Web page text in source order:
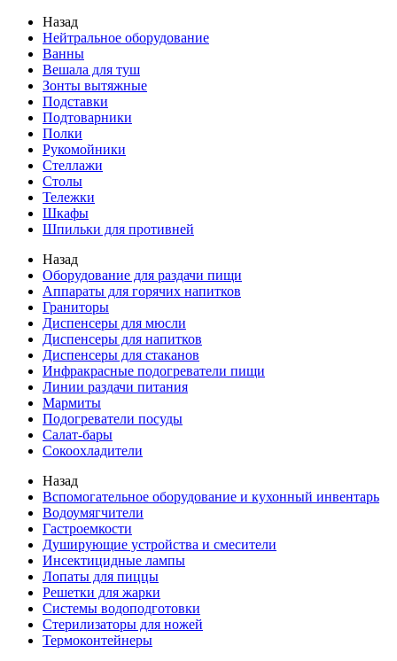
Назад
Нейтральное оборудование
Ванны
Вешала для туш
Зонты вытяжные
Подставки
Подтоварники
Полки
Рукомойники
Стеллажи
Столы
Тележки
Шкафы
Шпильки для противней
Назад
Оборудование для раздачи пищи
Аппараты для горячих напитков
Граниторы
Диспенсеры для мюсли
Диспенсеры для напитков
Диспенсеры для стаканов
Инфракрасные подогреватели пищи
Линии раздачи питания
Мармиты
Подогреватели посуды
Салат-бары
Сокоохладители
Назад
Вспомогательное оборудование и кухонный инвентарь
Водоумягчители
Гастроемкости
Душирующие устройства и смесители
Инсектицидные лампы
Лопаты для пиццы
Решетки для жарки
Системы водоподготовки
Стерилизаторы для ножей
Термоконтейнеры